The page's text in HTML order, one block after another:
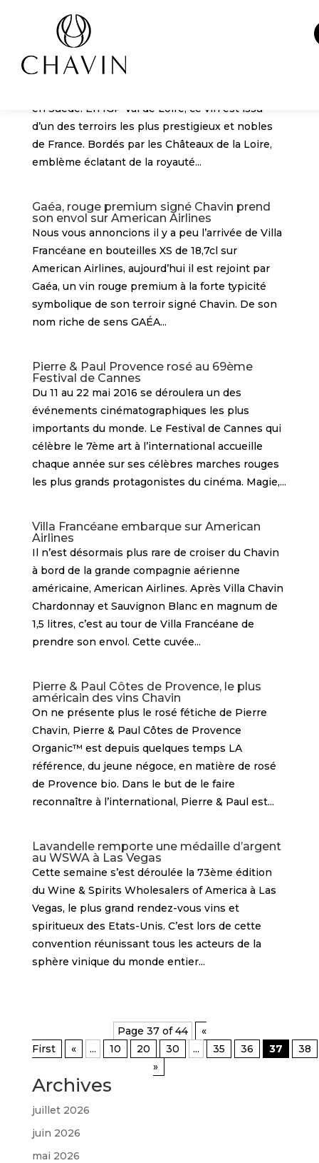
Vallée des Rois, le geste citoyen de Chavin
au pays des vikings
Cette semaine marque le lancement d’une
en Suède. En IGP Val de Loire, ce vin est issu
d’un des terroirs les plus prestigieux et nobles
de France. Bordés par les Châteaux de la Loire,
emblème éclatant de la royauté...
Gaéa, rouge premium signé Chavin prend
son envol sur American Airlines
Nous vous annoncions il y a peu l’arrivée de Villa
Francéane en bouteilles XS de 18,7cl sur
American Airlines, aujourd’hui il est rejoint par
Gaéa, un vin rouge premium à la forte typicité
symbolique de son terroir signé Chavin. De son
nom riche de sens GAÉA...
Pierre & Paul Provence rosé au 69ème
Festival de Cannes
Du 11 au 22 mai 2016 se déroulera un des
événements cinématographiques les plus
importants du monde. Le Festival de Cannes qui
célèbre le 7ème art à l’international accueille
chaque année sur ses célèbres marches rouges
les plus grands protagonistes du cinéma. Magie,...
Villa Francéane embarque sur American
Airlines
Il n’est désormais plus rare de croiser du Chavin
à bord de la grande compagnie aérienne
américaine, American Airlines. Après Villa Chavin
Chardonnay et Sauvignon Blanc en magnum de
1,5 litres, c’est au tour de Villa Francéane de
prendre son envol. Cette cuvée...
Pierre & Paul Côtes de Provence, le plus
américain des vins Chavin
On ne présente plus le rosé fétiche de Pierre
Chavin, Pierre & Paul Côtes de Provence
Organic™ est depuis quelques temps LA
référence, du jeune négoce, en matière de rosé
de Provence bio. Dans le but de le faire
reconnaître à l’international, Pierre & Paul est...
Lavandelle remporte une médaille d’argent
au WSWA à Las Vegas
Cette semaine s’est déroulée la 73ème édition
du Wine & Spirits Wholesalers of America à Las
Vegas, le plus grand rendez-vous vins et
spiritueux des Etats-Unis. C’est lors de cette
convention réunissant tous les acteurs de la
sphère vinique du monde entier...
Page 37 of 44
«
First
« ... 10 20 30 ... 35 36 37
38
»
Archives
juillet 2026
juin 2026
mai 2026